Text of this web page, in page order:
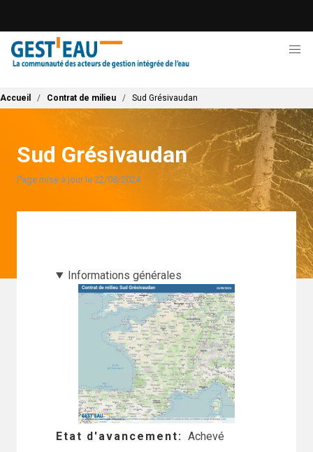
contenu
principal
Fil d'Ariane
Accueil Contrat de milieu Sud Grésivaudan
Sud Grésivaudan
Page mise à jour le 22/08/2024
Informations générales
Etat d'avancement Achevé